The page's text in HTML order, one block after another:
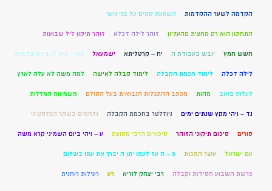
הקדמה לשער ההקדמות השפעת סמים על בני נוער
התחתון הוא רק מחצית מהעליון זוהר לילה דכלא זוהר תיקון ליל שבועות
חשש חמץ יובש בעבודת ה יח – קרטליתא ישמעאל לא – אית לן בירא בדברא
לילה דכלה לימוד חכמת הקבלה לימוד קבלה לאישה למה משה לא עלה לארץ
לעלות באוב מהות מכתב ההתגלות הנבואית בעל הסולם משמעות המזלות
נד – ויהי מקץ שנתים ימים ניוזלטר בחכמת הקבלה נלחמים בשקר הפלסטיני
סורים סיכום תיקוני הזוהר סיפורים הרבי מקוצק ע – ויהי ביום השמיני קרא משה
עם ישראל עשר המכות פ – ה עז לעמו יתן ה יברך את עמו בשלום
פרשת השבוע חסידות וקבלה רבי יצחק לוריא רע רעילות רוחנית